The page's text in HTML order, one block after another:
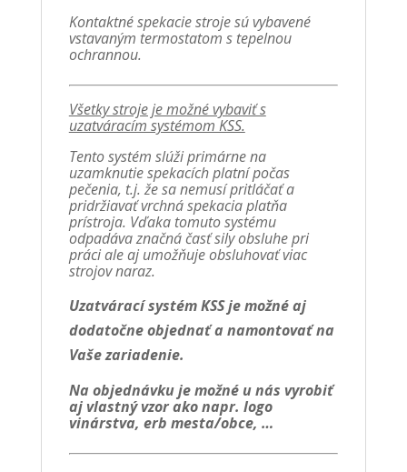
Kontaktné spekacie stroje sú vybavené
vstavaným termostatom s tepelnou
ochrannou.
Všetky stroje je možné vybaviť s
uzatváracím systémom KSS.
Tento systém slúži primárne na
uzamknutie spekacích platní počas
pečenia, t.j. že sa nemusí pritláčať a
pridržiavať vrchná spekacia platňa
prístroja. Vďaka tomuto systému
odpadáva značná časť sily obsluhe pri
práci ale aj umožňuje obsluhovať viac
strojov naraz.
Uzatvárací systém KSS je možné aj
dodatočne objednať a namontovať na
Vaše zariadenie.
Na objednávku je možné u nás vyrobiť
aj vlastný vzor ako napr. logo
vinárstva, erb mesta/obce, …